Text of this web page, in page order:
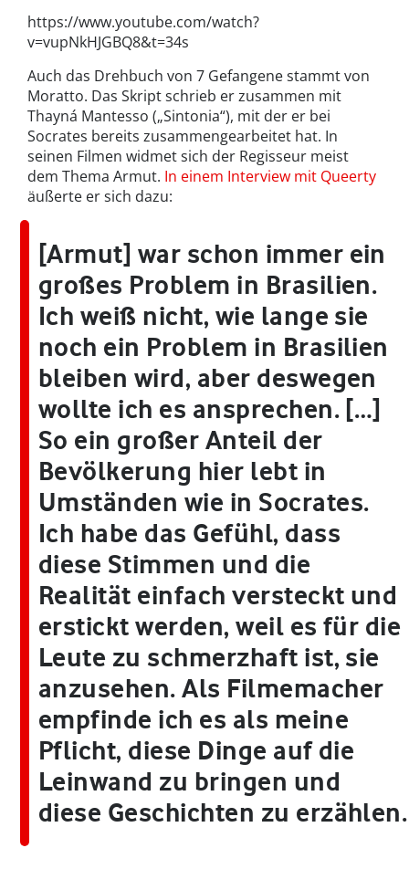
https://www.youtube.com/watch?
v=vupNkHJGBQ8&t=34s
Auch das Drehbuch von 7 Gefangene stammt von
Moratto. Das Skript schrieb er zusammen mit
Thayná Mantesso („Sintonia“), mit der er bei
Socrates bereits zusammengearbeitet hat. In
seinen Filmen widmet sich der Regisseur meist
dem Thema Armut. In einem Interview mit Queerty
äußerte er sich dazu:
[Armut] war schon immer ein
großes Problem in Brasilien.
Ich weiß nicht, wie lange sie
noch ein Problem in Brasilien
bleiben wird, aber deswegen
wollte ich es ansprechen. […]
So ein großer Anteil der
Bevölkerung hier lebt in
Umständen wie in Socrates.
Ich habe das Gefühl, dass
diese Stimmen und die
Realität einfach versteckt und
erstickt werden, weil es für die
Leute zu schmerzhaft ist, sie
anzusehen. Als Filmemacher
empfinde ich es als meine
Pflicht, diese Dinge auf die
Leinwand zu bringen und
diese Geschichten zu erzählen.